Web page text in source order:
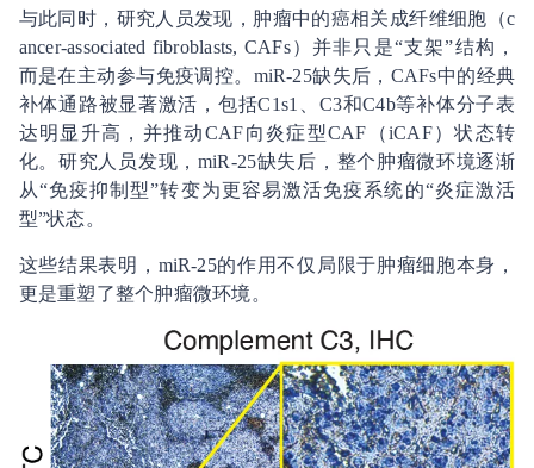
与此同时，研究人员发现，肿瘤中的癌相关成纤维细胞（c
ancer-associated fibroblasts, CAFs）并非只是“支架”结构，
而是在主动参与免疫调控。miR-25缺失后，CAFs中的经典
补体通路被显著激活，包括C1s1、C3和C4b等补体分子表
达明显升高，并推动CAF向炎症型CAF（iCAF）状态转
化。研究人员发现，miR-25缺失后，整个肿瘤微环境逐渐
从“免疫抑制型”转变为更容易激活免疫系统的“炎症激活
型”状态。
这些结果表明，miR-25的作用不仅局限于肿瘤细胞本身，
更是重塑了整个肿瘤微环境。